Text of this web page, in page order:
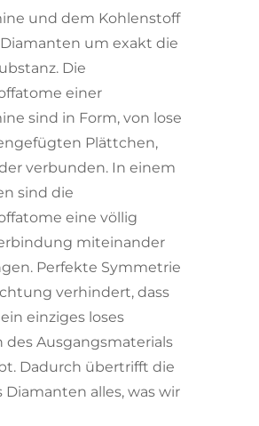
und dem Kohlenstoff
um exakt die
Die
einer
sind in Form, von lose
Plättchen,
verbunden. In einem
sind die
eine völlig
miteinander
Perfekte Symmetrie
verhindert, dass
einziges loses
des Ausgangsmaterials
Dadurch übertrifft die
Diamanten alles, was wir